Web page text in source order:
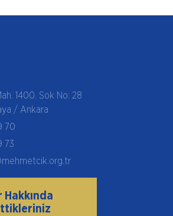
1400. Sok No: 28
/ Ankara
70
73
Hakkında